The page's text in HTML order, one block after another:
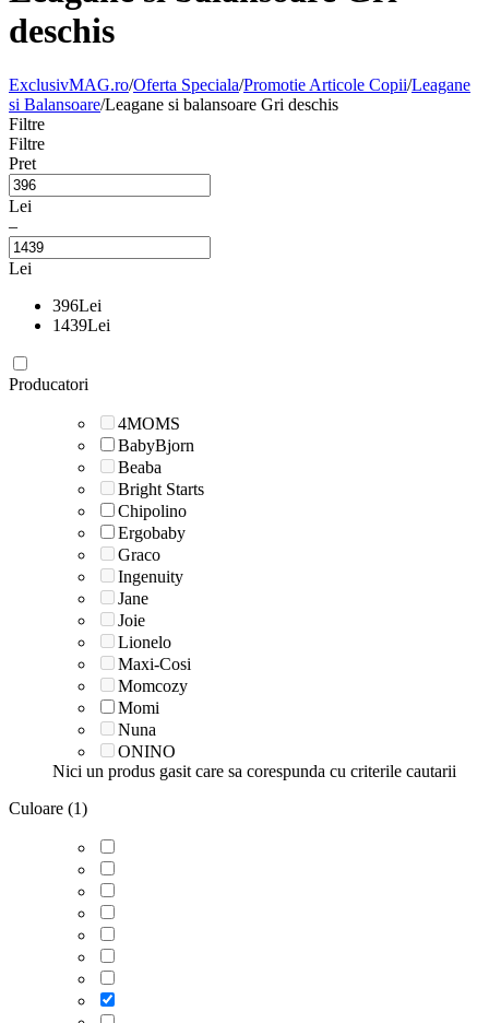
deschis
ExclusivMAG.ro/Oferta Speciala/Promotie Articole Copii/Leagane
si Balansoare/Leagane si balansoare Gri deschis
Filtre
Filtre
Pret
Lei
–
Lei
396Lei
1439Lei
Producatori
4MOMS
BabyBjorn
Beaba
Bright Starts
Chipolino
Ergobaby
Graco
Ingenuity
Jane
Joie
Lionelo
Maxi-Cosi
Momcozy
Momi
Nuna
ONINO
Nici un produs gasit care sa corespunda cu criterile cautarii
Culoare (1)